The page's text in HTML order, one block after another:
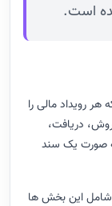
است.
رویداد مالی را
دریافت،
به صورت یک سند
شامل این بخش ها